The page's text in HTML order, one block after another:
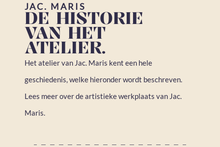
JAC. MARIS
DE HISTORIE
VAN HET
ATELIER.
Het atelier van Jac. Maris kent een hele
geschiedenis, welke hieronder wordt beschreven.
Lees meer over de artistieke werkplaats van Jac.
Maris.